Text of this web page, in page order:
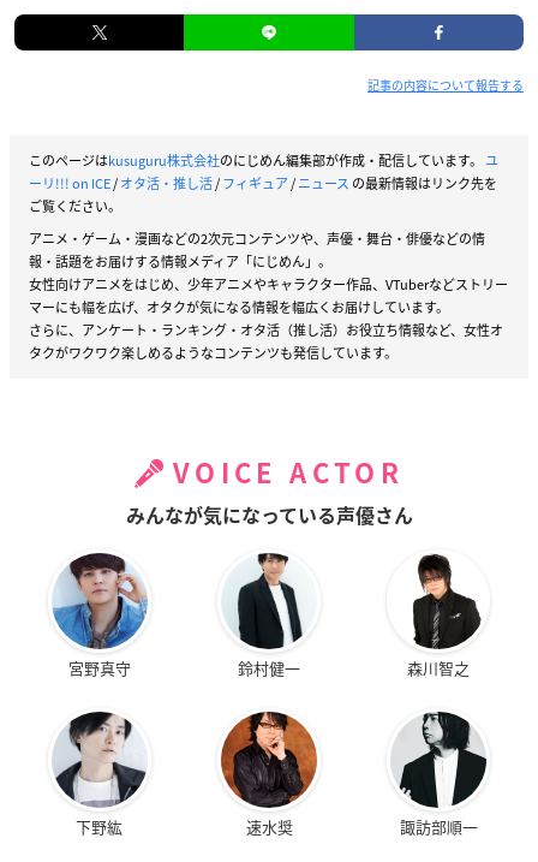
記事の内容について報告する
このページはkusuguru株式会社のにじめん編集部が作成・配信しています。 ユ
ーリ!!! on ICE/オタ活・推し活/フィギュア/ニュース の最新情報はリンク先を
ご覧ください。
アニメ・ゲーム・漫画などの2次元コンテンツや、声優・舞台・俳優などの情
報・話題をお届けする情報メディア「にじめん」。
女性向けアニメをはじめ、少年アニメやキャラクター作品、VTuberなどストリー
マーにも幅を広げ、オタクが気になる情報を幅広くお届けしています。
さらに、アンケート・ランキング・オタ活（推し活）お役立ち情報など、女性オ
タクがワクワク楽しめるようなコンテンツも発信しています。
VOICE ACTOR
みんなが気になっている声優さん
宮野真守 鈴村健一 森川智之
下野紘 速水奨 諏訪部順一